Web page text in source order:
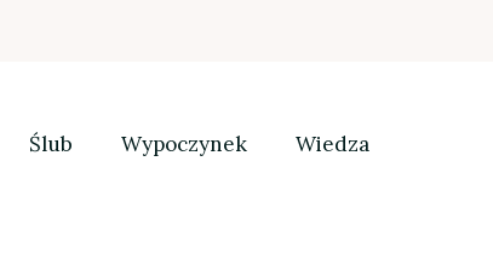
Ślub Wypoczynek Wiedza